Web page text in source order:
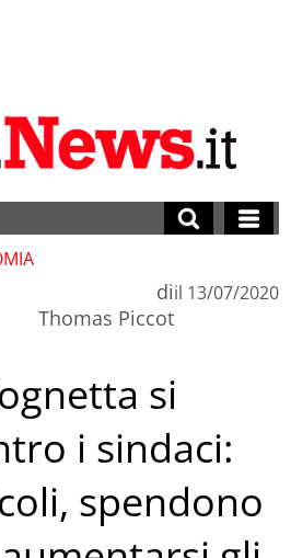
di
Thomas Piccot
il 13/07/2020
si
i sindaci:
spendono